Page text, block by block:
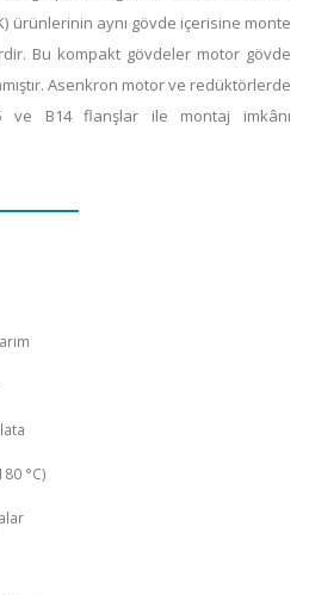
ürünlerinin aynı gövde içerisine monte
Bu kompakt gövdeler motor gövde
Asenkron motor ve redüktörlerde
ve B14 flanşlar ile montaj imkânı
°C)